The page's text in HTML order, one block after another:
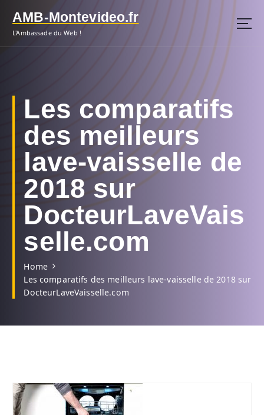
p
AMB-Montevideo.fr
L'Ambassade du Web !
Les comparatifs
des meilleurs
lave-vaisselle de
2018 sur
DocteurLaveVais
selle.com
Home
Les comparatifs des meilleurs lave-vaisselle de 2018 sur
DocteurLaveVaisselle.com